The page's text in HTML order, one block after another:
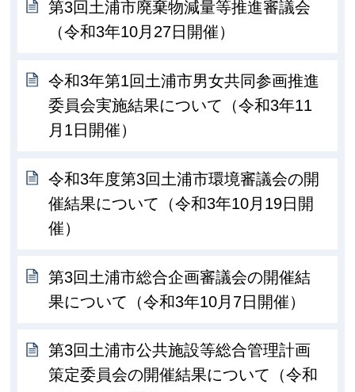
第3回土浦市廃棄物減量等推進審議会
（令和3年10月27日開催）
令和3年第1回土浦市男女共同参画推進
委員会実施結果について（令和3年11
月1日開催）
令和3年度第3回土浦市環境審議会の開
催結果について（令和3年10月19日開
催）
第3回土浦市総合企画審議会の開催結
果について（令和3年10月7日開催）
第3回土浦市公共施設等総合管理計画
策定委員会の開催結果について（令和